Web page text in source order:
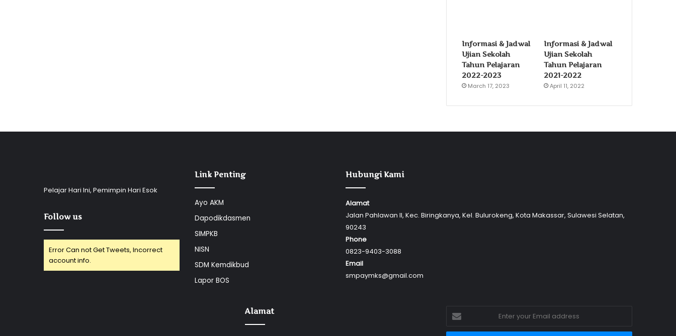
Informasi & Jadwal
Ujian Sekolah
Tahun Pelajaran
2022-2023
March 17, 2023
Informasi & Jadwal
Ujian Sekolah
Tahun Pelajaran
2021-2022
April 11, 2022
Pelajar Hari Ini, Pemimpin Hari Esok
Follow us
Error Can not Get Tweets, Incorrect
account info.
Link Penting
Ayo AKM
Dapodikdasmen
SIMPKB
NISN
SDM Kemdikbud
Lapor BOS
Hubungi Kami
Alamat
Jalan Pahlawan II, Kec. Biringkanya, Kel. Bulurokeng, Kota Makassar, Sulawesi Selatan,
90243
Phone
0823-9403-3088
Email
smpaymks@gmail.com
Alamat
Enter
your
Email